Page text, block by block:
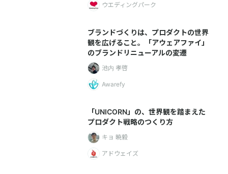
ウエディングパーク
ブランドづくりは、プロダクトの世界
観を広げること。「アウェアファイ」
のブランドリニューアルの変遷
池内 孝啓
Awarefy
「UNICORN」の、世界観を踏まえた
プロダクト戦略のつくり方
キョ 暁毅
アドウェイズ